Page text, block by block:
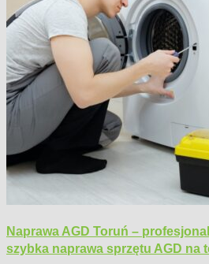
Naprawa AGD Toruń –
szybka naprawa sprzętu AGD na